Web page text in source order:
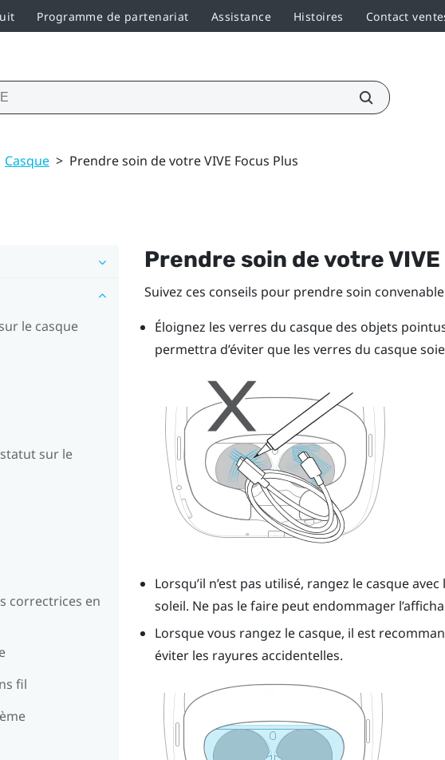
Programme de partenariat Assistance Histoires Contact
Casque > Prendre soin de votre VIVE Focus Plus
le casque
sur le
correctrices en
fil
Prendre soin de votre
Suivez ces conseils pour prendre soin
Éloignez les verres du casque des objets
permettra d’éviter que les verres du casque
Lorsqu’il n’est pas utilisé, rangez le casque
soleil. Ne pas le faire peut endommager
Lorsque vous rangez le casque, il est
éviter les rayures accidentelles.